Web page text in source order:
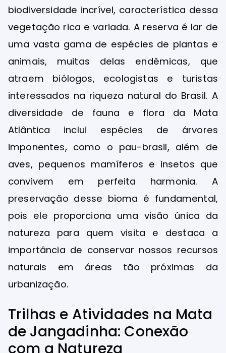
biodiversidade incrível, característica dessa
vegetação rica e variada. A reserva é lar de
uma vasta gama de espécies de plantas e
animais, muitas delas endêmicas, que
atraem biólogos, ecologistas e turistas
interessados na riqueza natural do Brasil. A
diversidade de fauna e flora da Mata
Atlântica inclui espécies de árvores
imponentes, como o pau-brasil, além de
aves, pequenos mamíferos e insetos que
convivem em perfeita harmonia. A
preservação desse bioma é fundamental,
pois ele proporciona uma visão única da
natureza para quem visita e destaca a
importância de conservar nossos recursos
naturais em áreas tão próximas da
urbanização.
Trilhas e Atividades na Mata
de Jangadinha: Conexão
com a Natureza